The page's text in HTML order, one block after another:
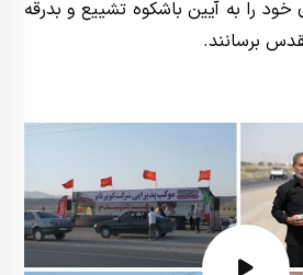
را به آیین باشکوه تشییع و بدرقه
برسانند.